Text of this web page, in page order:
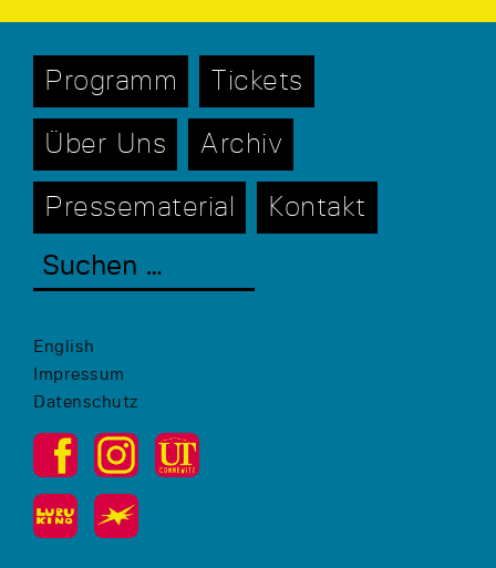
Programm Tickets
Über Uns Archiv
Pressematerial Kontakt
English
Impressum
Datenschutz